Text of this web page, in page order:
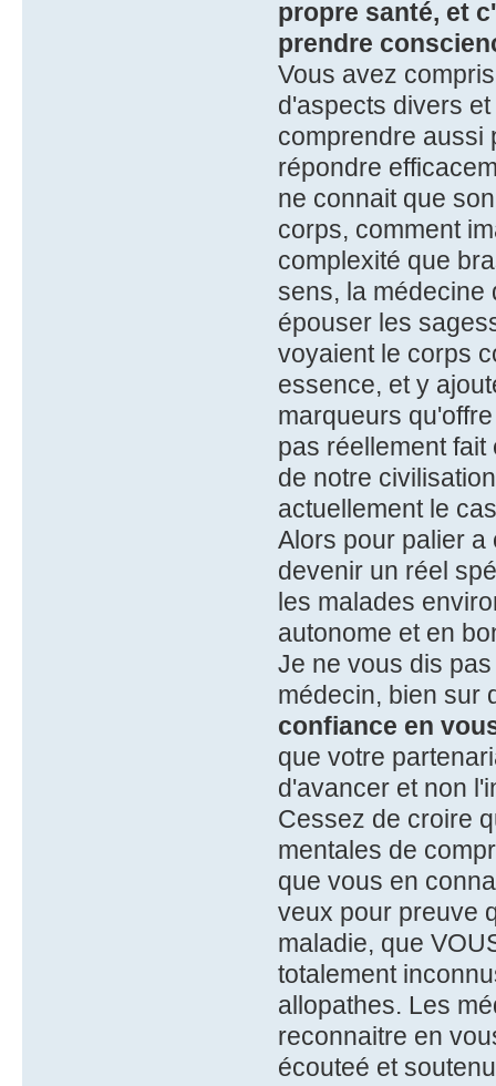
propre santé, et
prendre
Vous avez
d'aspects divers
comprendre aussi
répondre
ne connait que
corps, comment
complexité que
sens, la médecine
épouser les
voyaient le corps
essence, et y
marqueurs
pas réellement
de notre
actuellement le
Alors pour palier a
devenir un réel
les malades
autonome et en
Je ne vous dis
médecin, bien sur
confiance en
que votre
d'avancer et non
Cessez de croire
mentales de
que vous en
veux pour preuve
maladie, que
totalement
allopathes. Les
reconnaitre en
écouteé et